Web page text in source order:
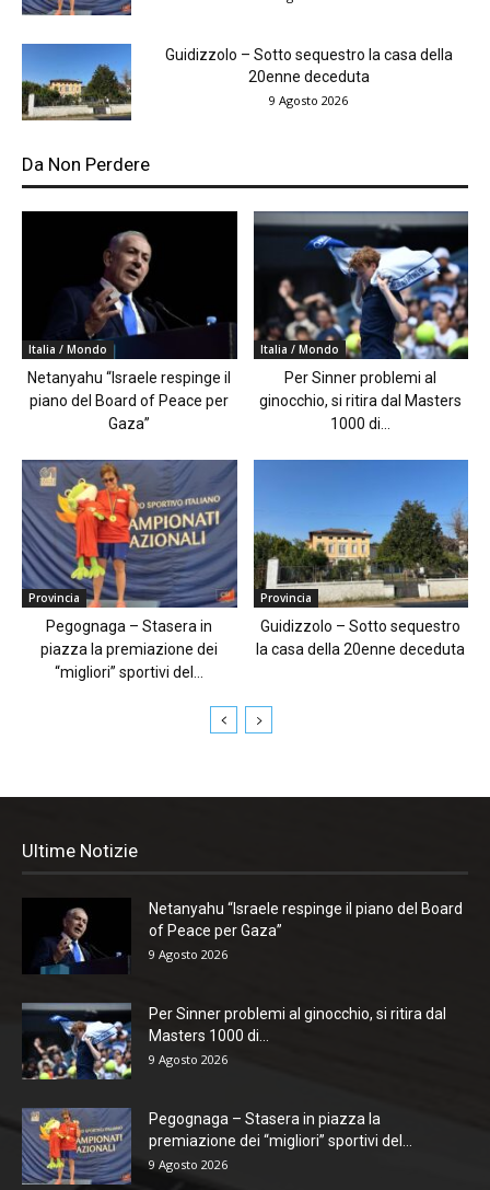
Guidizzolo – Sotto sequestro la casa della
20enne deceduta
9 Agosto 2026
Da Non Perdere
Italia / Mondo
Netanyahu “Israele respinge il
piano del Board of Peace per
Gaza”
Italia / Mondo
Per Sinner problemi al
ginocchio, si ritira dal Masters
1000 di...
Provincia
Pegognaga – Stasera in
piazza la premiazione dei
“migliori” sportivi del...
Provincia
Guidizzolo – Sotto sequestro
la casa della 20enne deceduta
Ultime Notizie
Netanyahu “Israele respinge il piano del Board
of Peace per Gaza”
9 Agosto 2026
Per Sinner problemi al ginocchio, si ritira dal
Masters 1000 di...
9 Agosto 2026
Pegognaga – Stasera in piazza la
premiazione dei “migliori” sportivi del...
9 Agosto 2026